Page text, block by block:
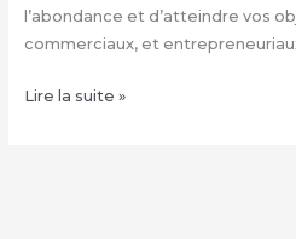
l’abondance et d’atteindre vos
commerciaux, et
Comment
Lire la suite »